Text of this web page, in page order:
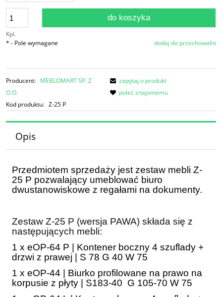
Kpl.
do koszyka
dodaj do przechowalni
* - Pole wymagane
Producent: MEBLOMART SP. Z
O.O.
Kod produktu: Z-25 P
zapytaj o produkt
poleć znajomemu
Opis
Przedmiotem sprzedaży jestzestaw mebli Z-
25 P pozwalający umeblować biuro
dwustanowiskowe z regałami na dokumenty.
Zestaw Z-25 P (wersja PAWA) składa się z
następujących mebli:
1 x eOP-64 P | Kontener boczny 4 szuflady +
drzwi z prawej | S 78 G 40 W 75
1 x eOP-44 | Biurko profilowane na prawo na
korpusie z płyty | S183-40 G 105-70 W 75